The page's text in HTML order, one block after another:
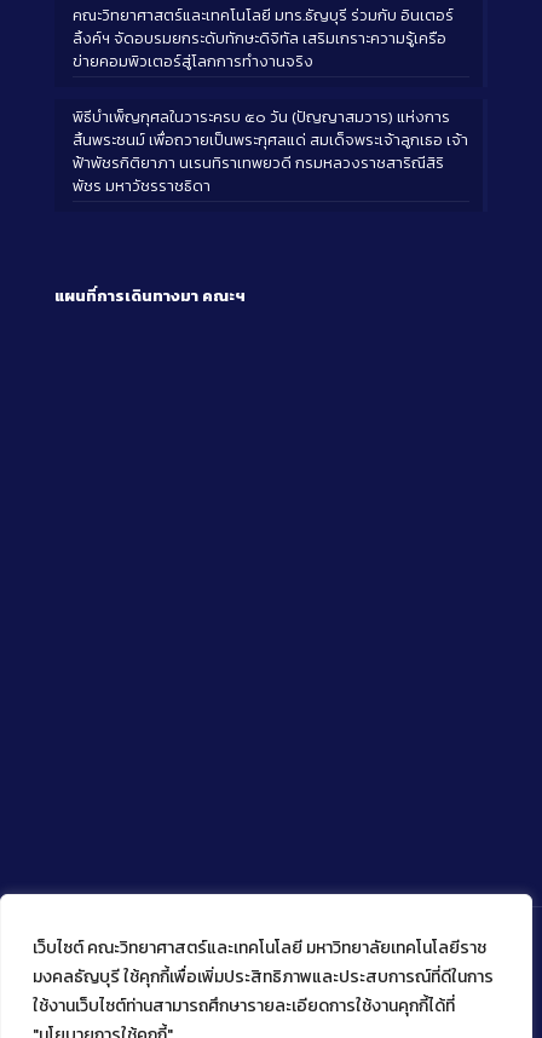
เว็บไซต์ คณะวิทยาศาสตร์และเทคโนโลยี มหาวิทยาลัยเทคโนโลยีราช
มงคลธัญบุรี ใช้คุกกี้เพื่อเพิ่มประสิทธิภาพและประสบการณ์ที่ดีในการ
ใช้งานเว็บไซต์ท่านสามารถศึกษารายละเอียดการใช้งานคุกกี้ได้ที่
คณะวิทยาศาสตร์และเทคโนโลยี มทร.ธัญบุรี ร่วมกับ อินเตอร์
ลิ้งค์ฯ จัดอบรมยกระดับทักษะดิจิทัล เสริมเกราะความรู้เครือ
ข่ายคอมพิวเตอร์สู่โลกการทำงานจริง
พิธีบำเพ็ญกุศลในวาระครบ ๕๐ วัน (ปัญญาสมวาร) แห่งการ
สิ้นพระชนม์ เพื่อถวายเป็นพระกุศลแด่ สมเด็จพระเจ้าลูกเธอ เจ้า
ฟ้าพัชรกิติยาภา นเรนทิราเทพยวดี กรมหลวงราชสาริณีสิริ
พัชร มหาวัชรราชธิดา
แผนที่การเดินทางมา คณะฯ
Copyright © 2022 คณะวิทยาศาสตร์และเทคโนโลยี มหาวิทยาลัย